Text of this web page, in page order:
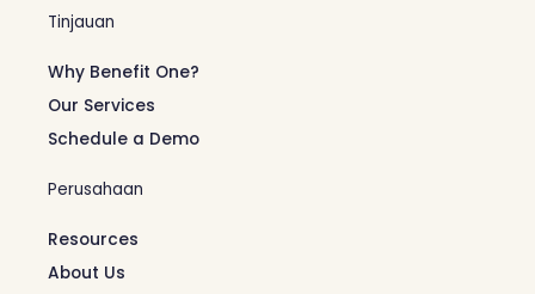
Tinjauan
Why Benefit One?
Our Services
Schedule a Demo
Perusahaan
Resources
About Us